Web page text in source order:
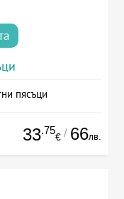
пясъци
33.75
€ / 66лв.